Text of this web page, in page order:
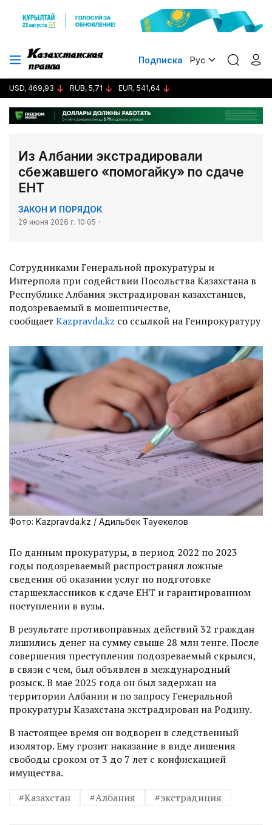
Подписка Рус
USD, 469,93 RUB, 5,71 EUR, 541,64
Из Албании экстрадировали
сбежавшего «помогайку» по сдаче
ЕНТ
ЗАКОН И ПОРЯДОК
29 июня 2026 г. 10:05
Сотрудниками Генеральной прокуратуры и
Интерпола при содействии Посольства Казахстана в
Республике Албания экстрадирован казахстанцев,
подозреваемый в мошенничестве,
сообщает Kazpravda.kz со ссылкой на Генпрокуратуру
Фото: Kazpravda.kz / Адильбек Тауекелов
По данным прокуратуры, в период 2022 по 2023
годы подозреваемый распространял ложные
сведения об оказании услуг по подготовке
старшеклассников к сдаче ЕНТ и гарантированном
поступлении в вузы.
В результате противоправных действий 32 граждан
лишились денег на сумму свыше 28 млн тенге. После
совершения преступления подозреваемый скрылся,
в связи с чем, был объявлен в международный
розыск. В мае 2025 года он был задержан на
территории Албании и по запросу Генеральной
прокуратуры Казахстана экстрадирован на Родину.
В настоящее время он водворен в следственный
изолятор. Ему грозит наказание в виде лишения
свободы сроком от 3 до 7 лет с конфискацией
имущества.
#Казахстан
#Албания #экстрадиция